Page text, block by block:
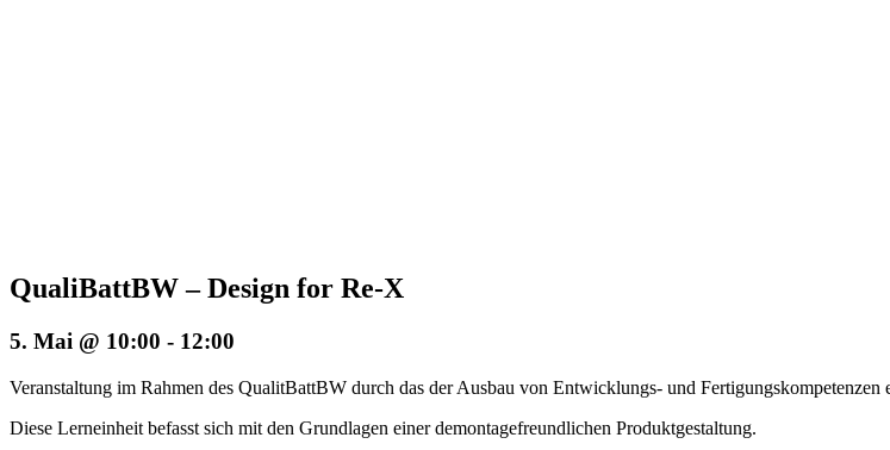
QualiBattBW – Design for Re-X
5. Mai @ 10:00 - 12:00
Veranstaltung im Rahmen des QualitBattBW durch das der Ausbau von Entwicklungs- und
Diese Lerneinheit befasst sich mit den Grundlagen einer demontagefreundlichen Produktgestaltung.